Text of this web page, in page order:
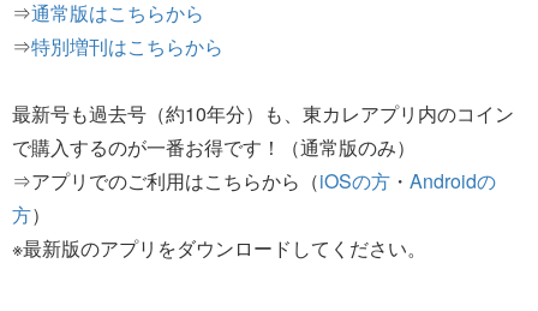
⇒通常版はこちらから
⇒特別増刊はこちらから
最新号も過去号（約10年分）も、東カレアプリ内のコイン
で購入するのが一番お得です！（通常版のみ）
⇒アプリでのご利用はこちらから（iOSの方 ・ Androidの
方）
※最新版のアプリをダウンロードしてください。